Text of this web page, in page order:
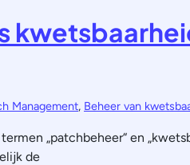
Management, Beheer van
„patchbeheer“ en
de